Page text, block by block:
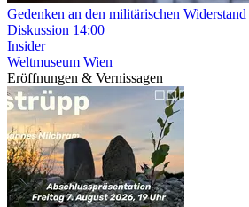
Gedenken an den militärischen
Diskussion 14:00
Insider
Weltmuseum Wien
Eröffnungen & Vernissagen